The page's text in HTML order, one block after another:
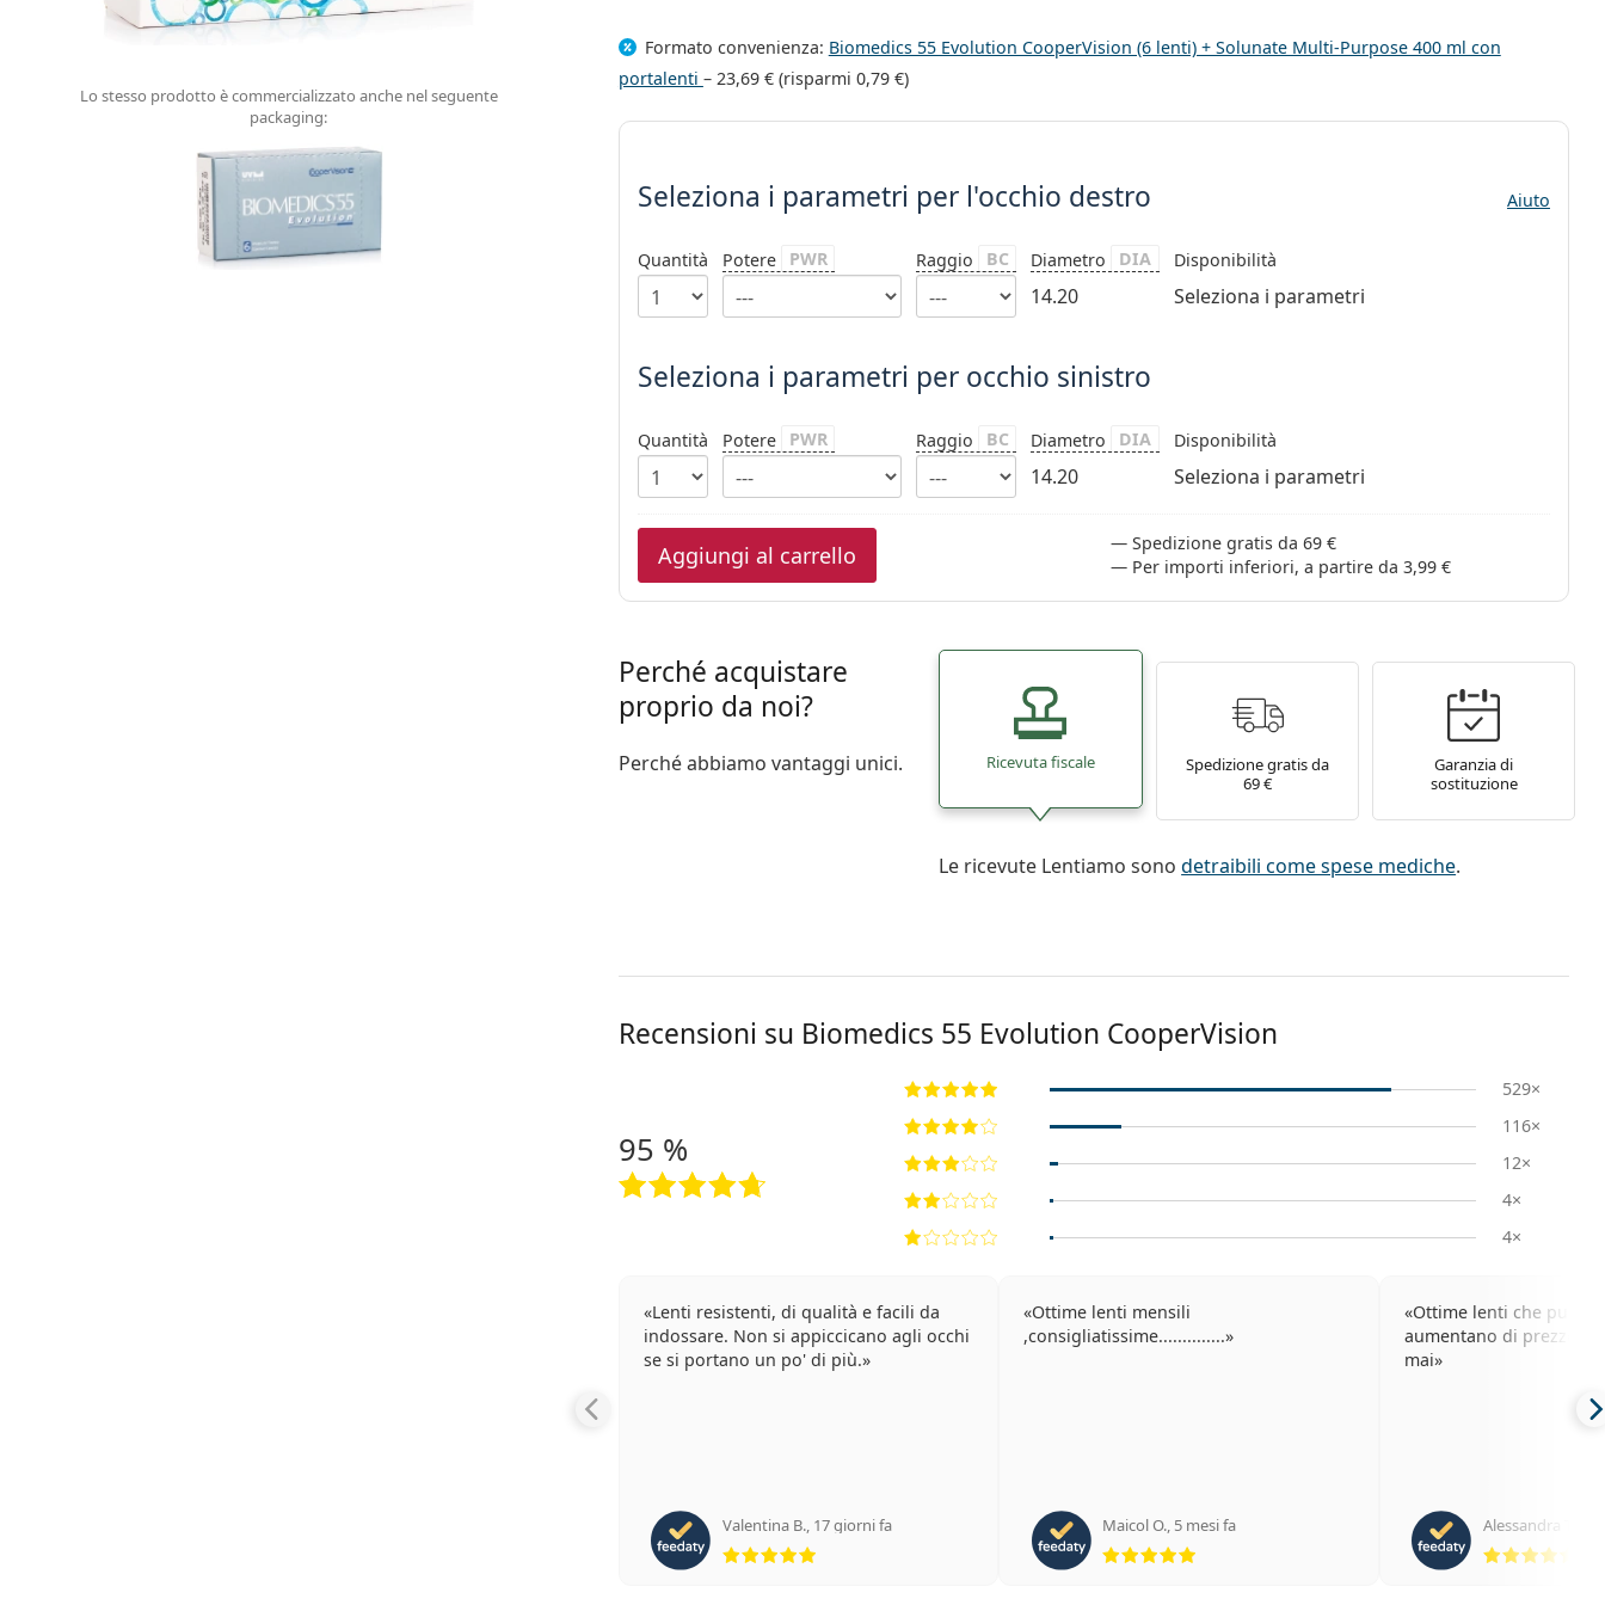
Lo stesso prodotto è commercializzato anche nel seguente
packaging:
Formato convenienza: Biomedics 55 Evolution CooperVision (6 lenti) + Solunate Multi-Purpose 400 ml con
portalenti – 23,69 €(risparmi 0,79 €)
Seleziona i parametri
Seleziona i parametri per l'occhio destro Aiuto
Quantità Potere PWR Raggio BC Diametro DIA
14.20
Disponibilità
Seleziona i parametri
Seleziona i parametri per occhio sinistro
Quantità Potere PWR Raggio BC Diametro DIA
14.20
Disponibilità
Seleziona i parametri
Aggiungi al carrello
Spedizione gratis da 69 €
Per importi inferiori, a partire da 3,99 €
Perché acquistare
proprio da noi?
Perché abbiamo vantaggi unici. Ricevuta fiscale
Spedizione gratis da
69 €
Garanzia di
sostituzione
Le ricevute Lentiamo sonodetraibili come spese mediche.
Recensioni su Biomedics 55 Evolution CooperVision
95 %
529×
116×
12×
4×
4×
Lenti resistenti, di qualità e facili da
indossare. Non si appiccicano agli occhi
se si portano un po' di più.
Valentina B., 17 giorni fa
valutazione 5 di 5
Ottime lenti mensili
,consigliatissime..............
Maicol O., 5 mesi fa
Ottime lenti che
aumentano di prezzo e
mai
Alessandra T.